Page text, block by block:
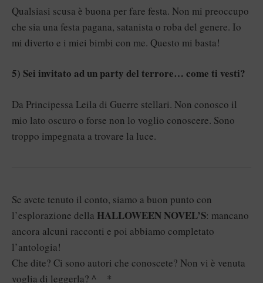
Qualsiasi scusa è buona per fare festa. Non mi preoccupo
che sia una festa pagana, satanista o roba del genere. Io
mi diverto e i miei bimbi con me. Questo mi basta!
5) Sei invitato ad un party del terrore… come ti vesti?
Da Principessa Leila di Guerre stellari. Non conosco il
mio lato oscuro o forse non lo voglio conoscere. Sono
troppo impegnata a trovare la luce.
Se avete tenuto il conto, siamo a buon punto con
l’esplorazione della HALLOWEEN NOVEL’S: mancano
ancora alcuni racconti e poi abbiamo completato
l’antologia!
Che dite? Ci sono autori che conoscete? Non vi è venuta
voglia di leggerla? ^__*